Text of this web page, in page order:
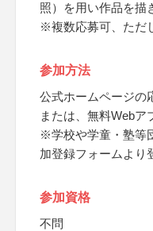
照）を用い作品を描
※複数応募可、ただ
参加方法
公式ホームページの
または、無料Webア
※学校や学童・塾等
加登録フォームより
参加資格
不問